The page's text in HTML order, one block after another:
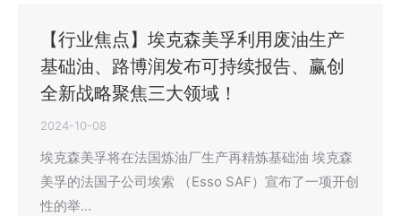
【行业焦点】埃克森美孚利用废油生产
基础油、路博润发布可持续报告、赢创
全新战略聚焦三大领域！
2024-10-08
埃克森美孚将在法国炼油厂生产再精炼基础油 埃克森
美孚的法国子公司埃索 （Esso SAF）宣布了一项开创
性的举…